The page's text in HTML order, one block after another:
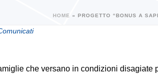
HOME » PROGETTO “BONUS A
che versano in condizioni disagiate